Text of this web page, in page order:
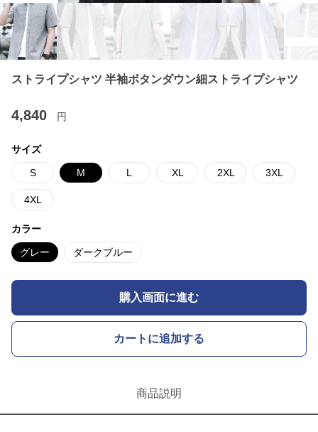
ストライプシャツ 半袖ボタンダウン細ストライプシャツ
4,840 円
サイズ
S M L XL 2XL 3XL
4XL
カラー
グレー ダークブルー
購入画面に進む
カートに追加する
商品説明